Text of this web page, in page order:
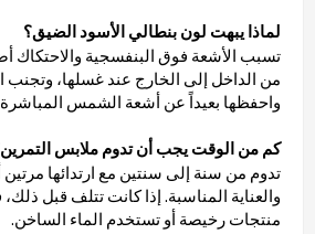
لماذا يبهت لون بنطالي الأسود الضيق؟
تسبب الأشعة فوق البنفسجية والاحتكاك
من الداخل إلى الخارج عند غسلها،
واحفظها بعيداً عن أشعة الشمس
كم من الوقت يجب أن تدوم ملابس
تدوم من سنة إلى سنتين مع ارتدائها
والعناية المناسبة. إذا كانت تتلف قبل
منتجات رخيصة أو تستخدم الماء الساخن.